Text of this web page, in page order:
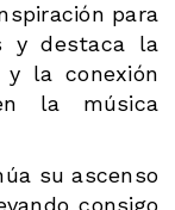
para
y destaca la
la conexión
la música
su ascenso
consigo